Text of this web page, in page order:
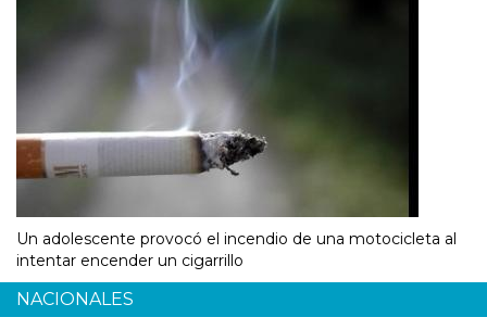
Un adolescente provocó el incendio de una motocicleta al
intentar encender un cigarrillo
NACIONALES